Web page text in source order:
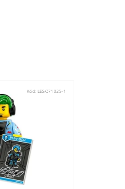
Kód: LEGO71025-1